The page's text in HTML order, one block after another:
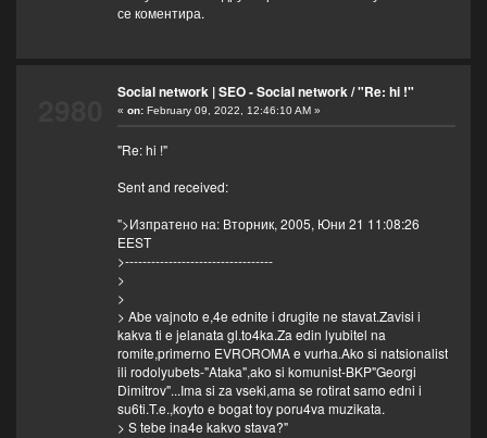
се коментира.
Social network | SEO - Social network/"Re: hi !"
« on:February 09, 2022, 12:46:10 AM »
"Re: hi !"
Sent and received:
">Изпратено на: Вторник, 2005, Юни 21 11:08:26
EEST
>----------------------------------
>
>
> Abe vajnoto e,4e ednite i drugite ne stavat.Zavisi i
kakva ti e jelanata gl.to4ka.Za edin lyubitel na
romite,primerno EVROROMA e vurha.Ako si natsionalist
ili rodolyubets-"Ataka",ako si komunist-BKP"Georgi
Dimitrov"...Ima si za vseki,ama se rotirat samo edni i
su6ti.T.e.,koyto e bogat toy poru4va muzikata.
> S tebe ina4e kakvo stava?"